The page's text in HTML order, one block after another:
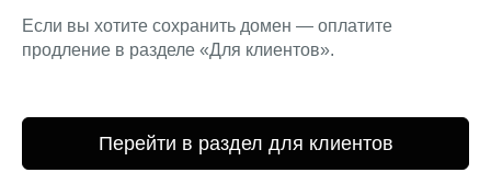
Если вы хотите сохранить домен — оплатите
продление в разделе «Для клиентов».
Перейти в раздел для клиентов